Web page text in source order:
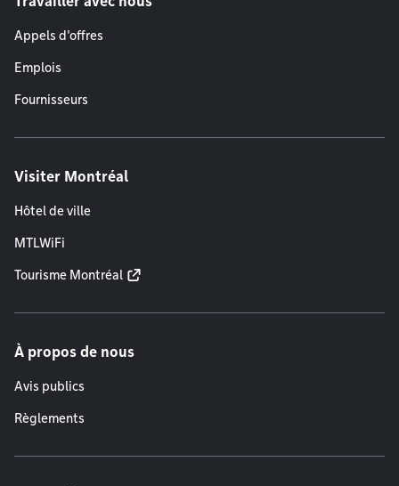
Appels d'offres
Emplois
Fournisseurs
Visiter Montréal
Hôtel de ville
MTLWiFi
Tourisme Montréal
À propos de nous
Avis publics
Règlements